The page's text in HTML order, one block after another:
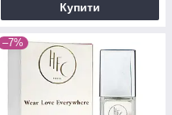
Купити
–7%